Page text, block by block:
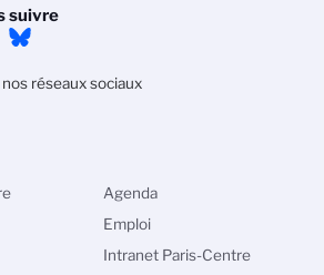
suivre
réseaux sociaux
Agenda
Emploi
Intranet Paris-Centre